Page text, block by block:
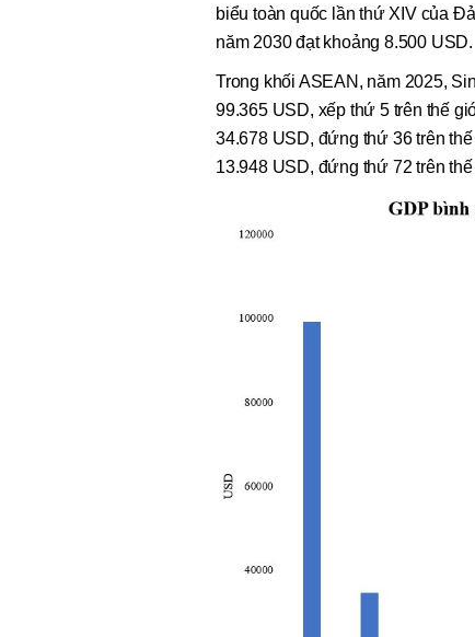
biểu toàn quốc lần thứ XIV của
năm 2030 đạt khoảng 8.500 USD.
Trong khối ASEAN, năm 2025,
99.365 USD, xếp thứ 5 trên thế
34.678 USD, đứng thứ 36 trên
13.948 USD, đứng thứ 72 trên